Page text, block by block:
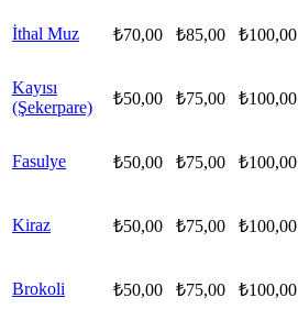
İthal Muz ₺70,00 ₺85,00 ₺100,00
Kayısı
(Şekerpare)
₺50,00 ₺75,00 ₺100,00
Fasulye ₺50,00 ₺75,00 ₺100,00
Kiraz ₺50,00 ₺75,00 ₺100,00
Brokoli ₺50,00 ₺75,00 ₺100,00